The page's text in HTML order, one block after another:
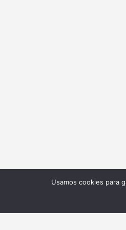
Usamos cookies para